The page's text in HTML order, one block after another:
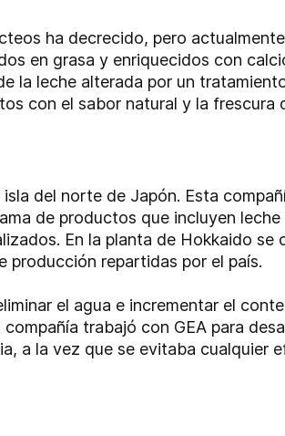
ha decrecido, pero
en grasa y enriquecidos con
la leche alterada por un
con el sabor natural y la frescura
del norte de Japón. Esta
de productos que incluyen
En la planta de Hokkaido se
producción repartidas por el país.
el agua e incrementar el
trabajó con GEA para
a la vez que se evitaba cualquier